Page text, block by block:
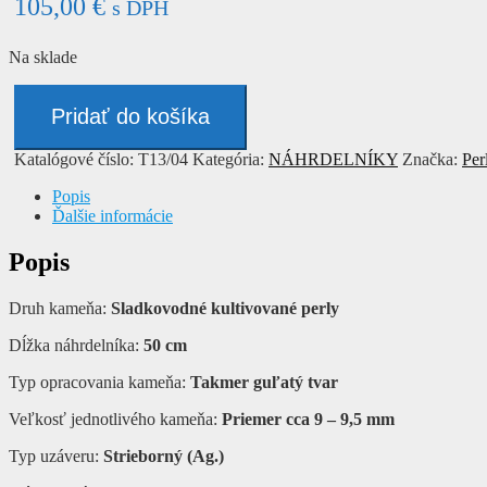
105,00 € s DPH
Na sklade
Náhrdelník
PERLY
Pridať do košíka
Katalógové číslo: T13/04 Kategória: NÁHRDELNÍKY Značka:
Popis
Ďalšie informácie
Popis
Druh kameňa: Sladkovodné kultivované perly
Dĺžka náhrdelníka: 50 cm
Typ opracovania kameňa: Takmer guľatý tvar
Veľkosť jednotlivého kameňa: Priemer cca 9 – 9,5 mm
Typ uzáveru: Strieborný (Ag.)